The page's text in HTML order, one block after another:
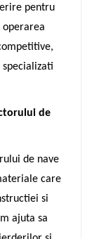
pentru
operarea
de
de nave
care
si
ajuta sa